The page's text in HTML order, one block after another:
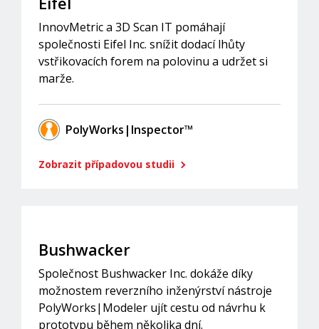
InnovMetric a 3D Scan IT pomáhají
společnosti Eifel Inc. snížit dodací lhůty
vstřikovacích forem na polovinu a udržet si
marže.
PolyWorks|Inspector™
Zobrazit případovou studii
Bushwacker
Společnost Bushwacker Inc. dokáže díky
možnostem reverzního inženýrství nástroje
PolyWorks|Modeler ujít cestu od návrhu k
prototypu během několika dní.